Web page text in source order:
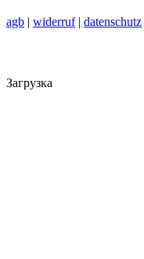
agb | widerruf| datenschutz
Загрузка